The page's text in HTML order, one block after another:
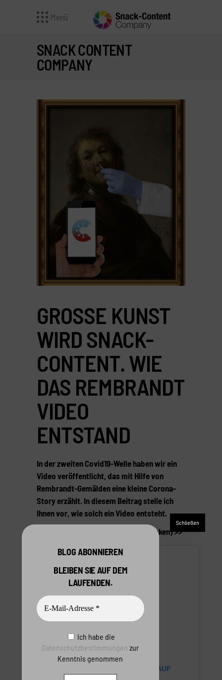
Menü
SNACK CONTENT
COMPANY
GROSSE KUNST W
IRD SNACK-C
ONTENT. WIE D
AS REMBRANDT V
IDEO E
NTSTAND
In der zweiten Covid19-Welle haben wir ein
Video veröffentlicht, das mit Hilfe von
Rembrandt-Gemälden eine kleine Corona-
Story erzählt. In diesem Beitrag stelle ich
Ihnen vor, wie solch ein Video entsteht.
Hier zunächst das Video (bitte anklicken) >>
SIEH DIR DIESEN BEITRAG AUF
BLOG ABONNIEREN
BLEIBEN SIE AUF DEM
LAUFENDEN.
Ich habe die
Datenschutzbestimmungen zur
Kenntnis genommen